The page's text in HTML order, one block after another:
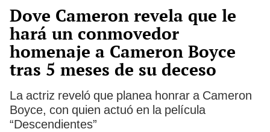
Dove Cameron revela que le
hará un conmovedor
homenaje a Cameron Boyce
tras 5 meses de su deceso
La actriz reveló que planea honrar a Cameron
Boyce, con quien actuó en la película
“Descendientes”